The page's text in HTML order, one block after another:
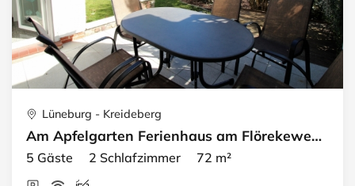
Lüneburg - Kreideberg
Am Apfelgarten Ferienhaus am Flörekeweg · A EG
5 Gäste 2 Schlafzimmer 72 m²